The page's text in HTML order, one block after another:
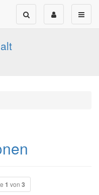
Tourenfahrer
1 von 3